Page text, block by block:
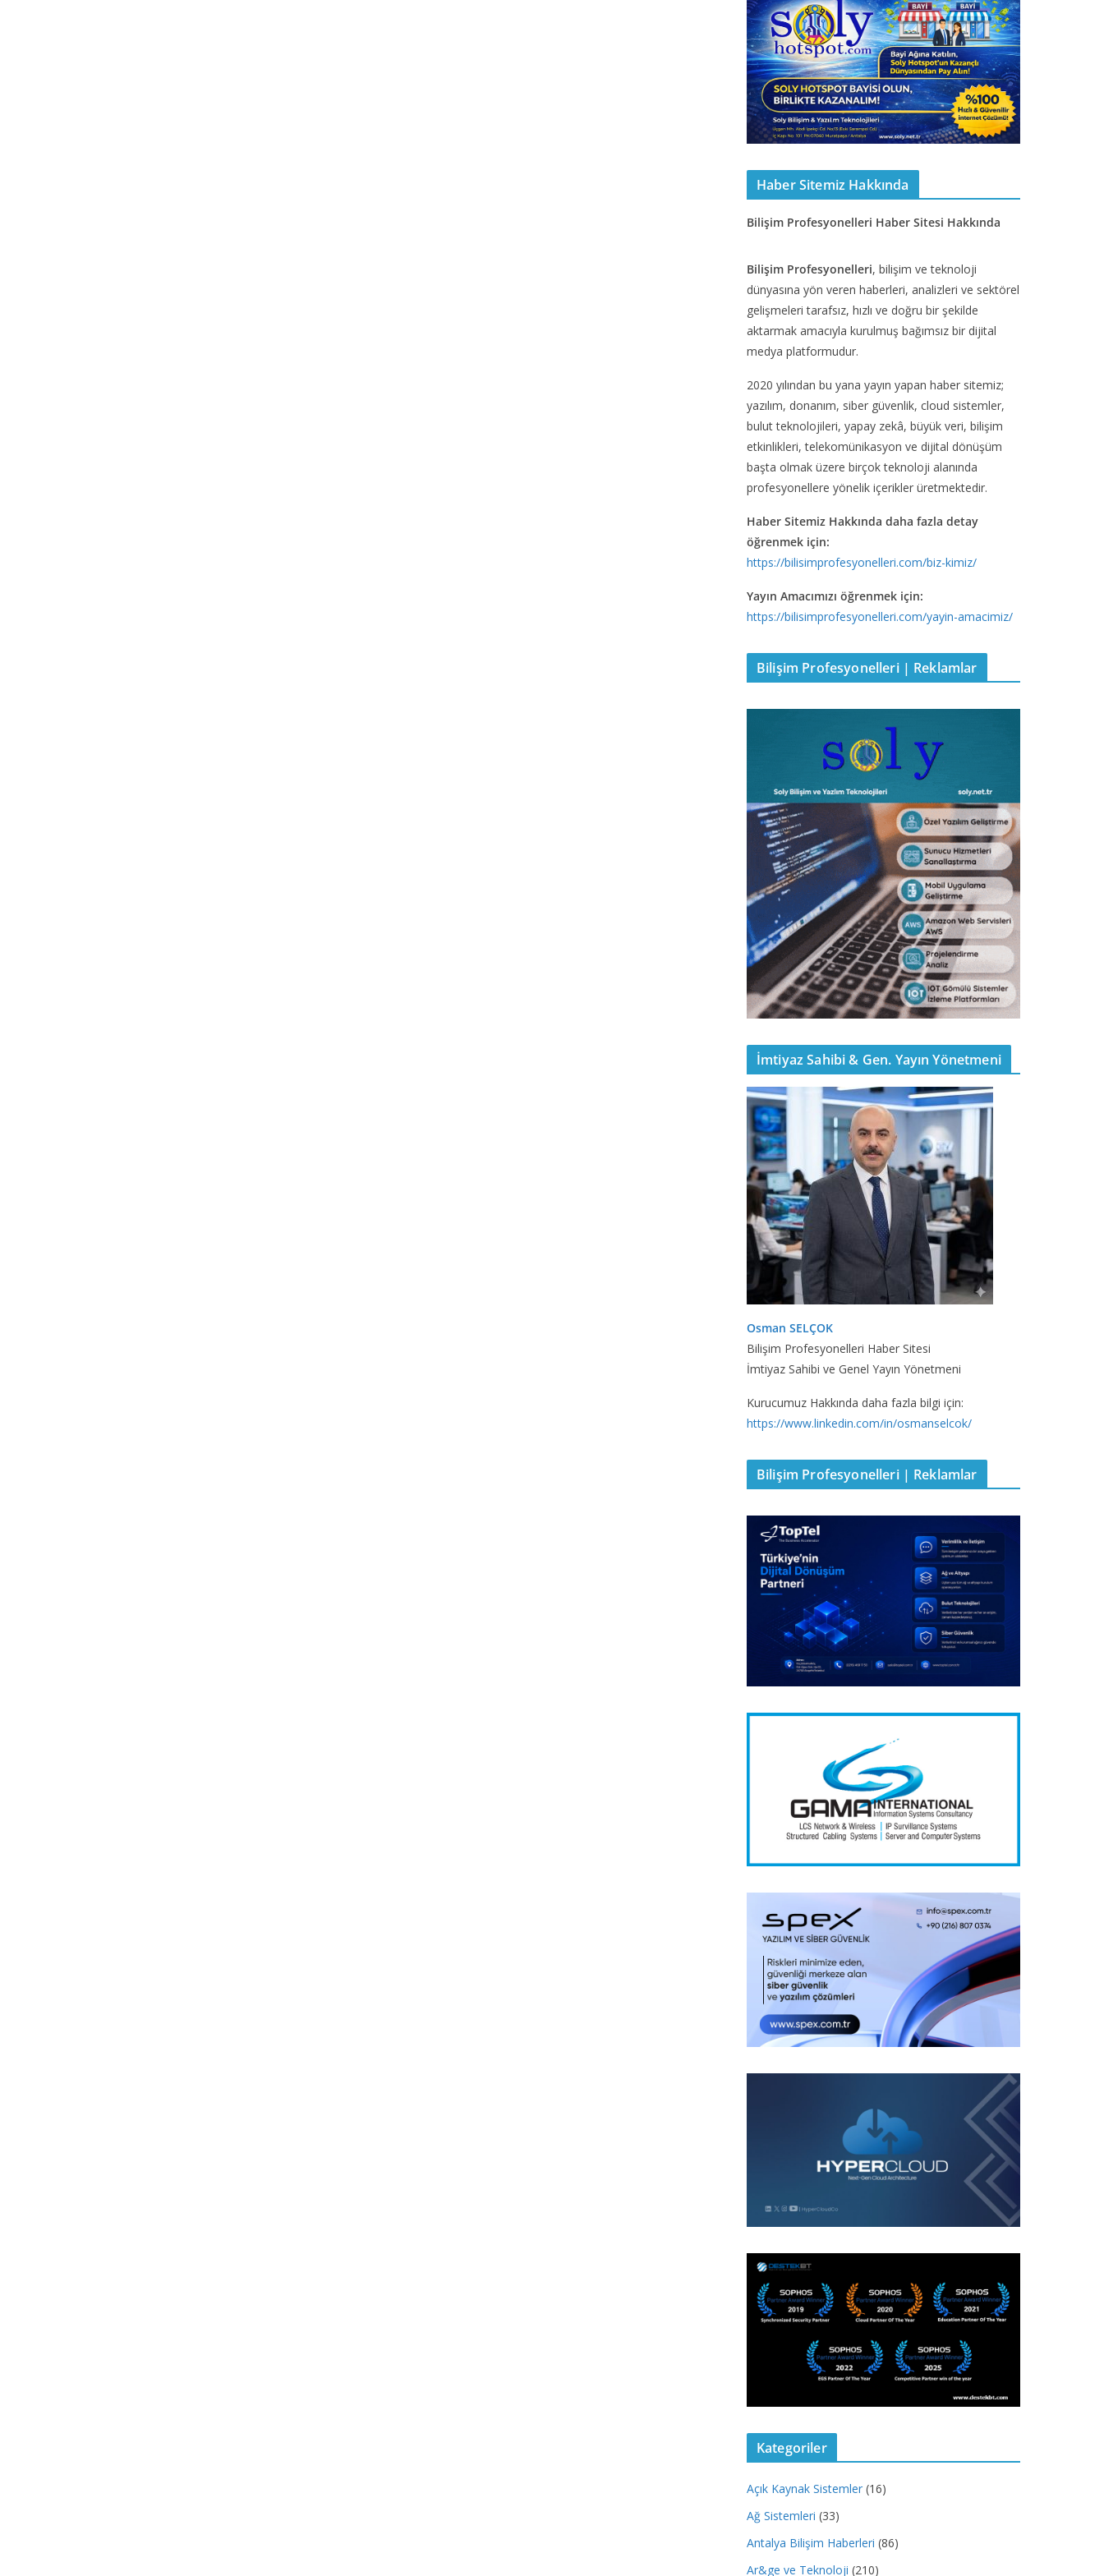
Haber Sitemiz Hakkında
Bilişim Profesyonelleri Haber Sitesi Hakkında
Bilişim Profesyonelleri, bilişim ve teknoloji
dünyasına yön veren haberleri, analizleri ve sektörel
gelişmeleri tarafsız, hızlı ve doğru bir şekilde
aktarmak amacıyla kurulmuş bağımsız bir dijital
medya platformudur.
2020 yılından bu yana yayın yapan haber sitemiz;
yazılım, donanım, siber güvenlik, cloud sistemler,
bulut teknolojileri, yapay zekâ, büyük veri, bilişim
etkinlikleri, telekomünikasyon ve dijital dönüşüm
başta olmak üzere birçok teknoloji alanında
profesyonellere yönelik içerikler üretmektedir.
Haber Sitemiz Hakkında daha fazla detay
öğrenmek için:
https://bilisimprofesyonelleri.com/biz-kimiz/
Yayın Amacımızı öğrenmek için:
https://bilisimprofesyonelleri.com/yayin-amacimiz/
Bilişim Profesyonelleri | Reklamlar
İmtiyaz Sahibi & Gen. Yayın Yönetmeni
Osman SELÇOK
Bilişim Profesyonelleri Haber Sitesi
İmtiyaz Sahibi ve Genel Yayın Yönetmeni
Kurucumuz Hakkında daha fazla bilgi için:
https://www.linkedin.com/in/osmanselcok/
Bilişim Profesyonelleri | Reklamlar
Kategoriler
Açık Kaynak Sistemler (16)
Ağ Sistemleri (33)
Antalya Bilişim Haberleri (86)
Ar&ge ve Teknoloji (210)